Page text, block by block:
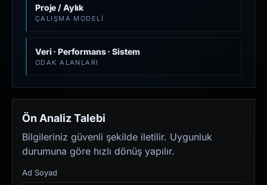
Proje / Aylık
ÇALIŞMA MODELI
Veri · Performans · Sistem
ODAK ALANLARI
Ön Analiz Talebi
Bilgileriniz güvenli şekilde iletilir. Uygunluk
durumuna göre hızlı dönüş yapılır.
Ad Soyad